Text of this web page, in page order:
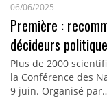
06/06/2025
Première :
décideurs
Plus de 2000
la Conférence des
9 juin. Organisé